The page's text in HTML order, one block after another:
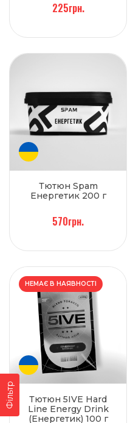
Фільтр
225грн.
Тютюн Spam
Енергетик 200 г
570грн.
НЕМАЄ В НАЯВНОСТІ
Тютюн 5IVE Hard
Line Energy Drink
(Енергетик) 100 г